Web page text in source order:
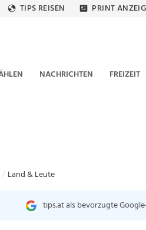
TIPS REISEN PRINT
NACHRICHTEN FREIZEIT
Land & Leute
tips.at als bevorzugte